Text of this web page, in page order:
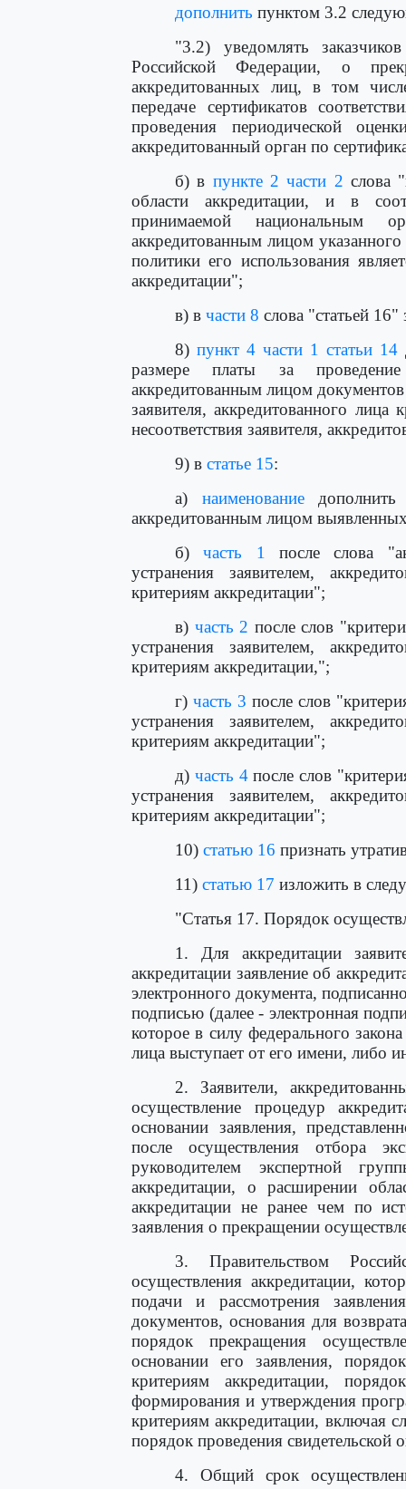
дополнить пунктом 3.2
"3.2) уведомлять
Российской Федерации, о
аккредитованных лиц, в том
передаче сертификатов
проведения периодической
аккредитованный орган по
б) в пункте 2 части 2 слова
области аккредитации, и в
принимаемой национальным
аккредитованным лицом
политики его использования
аккредитации";
в) в части 8 слова "статьей
8) пункт 4 части 1 статьи 14
размере платы за проведение
аккредитованным лицом
заявителя, аккредитованного лица
несоответствия заявителя,
9) в статье 15:
а) наименованиедополнить
аккредитованным лицом
б)часть 1
после слова
устранения заявителем,
критериям аккредитации";
в) часть 2 после слов
устранения заявителем,
критериям аккредитации,";
г) часть 3 после слов
устранения заявителем,
критериям аккредитации";
д) часть 4после слов
устранения заявителем,
критериям аккредитации";
10) статью 16 признать
11) статью 17 изложить в
"Статья 17. Порядок
1. Для аккредитации
аккредитации заявление об
электронного документа,
подписью (далее - электронная
которое в силу федерального
лица выступает от его имени, либо
2. Заявители,
осуществление процедур
основании заявления,
после осуществления отбора
руководителем экспертной
аккредитации, о расширении
аккредитации не ранее чем по
заявления о прекращении
3. Правительством
осуществления аккредитации,
подачи и рассмотрения
документов, основания для
порядок прекращения
основании его заявления,
критериям аккредитации,
формирования и утверждения
критериям аккредитации, включая
порядок проведения свидетельской
4. Общий срок